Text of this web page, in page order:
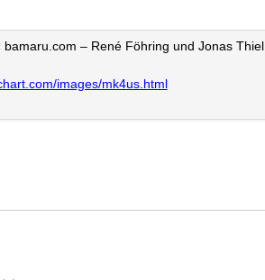
– René Föhring und Jonas Thiel
images/mk4us.html